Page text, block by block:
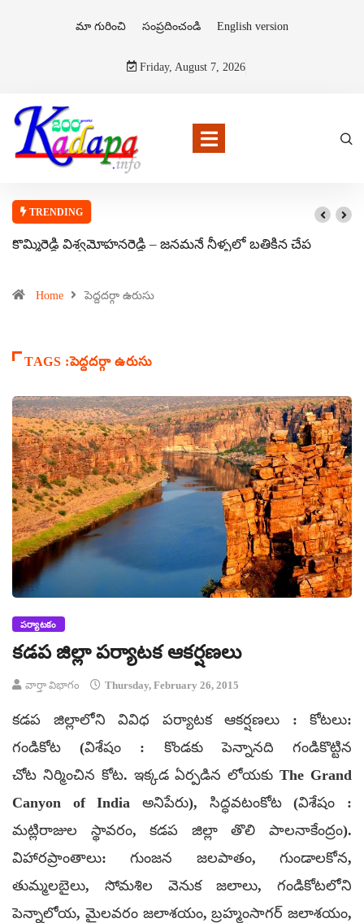
మా గురించి సంప్రదించండి English version
Friday, August 7, 2026
TRENDING
కొమ్మిరెడ్డి విశ్వమోహనరెడ్డి – జనమనే నీళ్ళలో బతికిన చేప
Home పెద్దదర్గా ఉరుసు
TAGS :పెద్దదర్గా ఉరుసు
పర్యాటకం
కడప జిల్లా పర్యాటక ఆకర్షణలు
వార్తా విభాగం Thursday, February 26, 2015
కడప జిల్లాలోని వివిధ పర్యాటక ఆకర్షణలు : కోటలు:
గండికోట (విశేషం : కొండకు పెన్నానది గండికొట్టిన
చోట నిర్మించిన కోట. ఇక్కడ ఏర్పడిన లోయకు The Grand
Canyon of India అనిపేరు), సిద్ధవటంకోట (విశేషం :
మట్లిరాజుల స్థావరం, కడప జిల్లా తొలి పాలనాకేంద్రం).
విహారప్రాంతాలు: గుంజన జలపాతం, గుండాలకోన,
తుమ్మలబైలు, సోమశిల వెనుక జలాలు, గండికోటలోని
పెన్నాలోయ, మైలవరం జలాశయం, బ్రహ్మంసాగర్ జలాశయం,